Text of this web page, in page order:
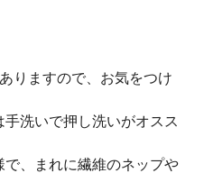
りますので、お気をつけ
で押し洗いがオスス
れに繊維のネップや